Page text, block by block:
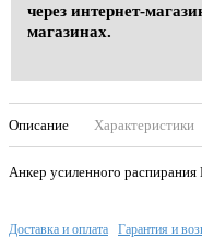
через интернет-
магазинах.
Описание Характеристики
Анкер усиленного
Доставка и оплата Гарантия и